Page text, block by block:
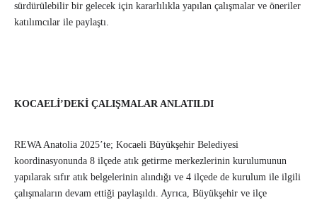
sürdürülebilir bir gelecek için kararlılıkla yapılan çalışmalar ve öneriler
katılımcılar ile paylaştı.
KOCAELİ’DEKİ ÇALIŞMALAR ANLATILDI
REWA Anatolia 2025’te; Kocaeli Büyükşehir Belediyesi
koordinasyonunda 8 ilçede atık getirme merkezlerinin kurulumunun
yapılarak sıfır atık belgelerinin alındığı ve 4 ilçede de kurulum ile ilgili
çalışmaların devam ettiği paylaşıldı. Ayrıca, Büyükşehir ve ilçe